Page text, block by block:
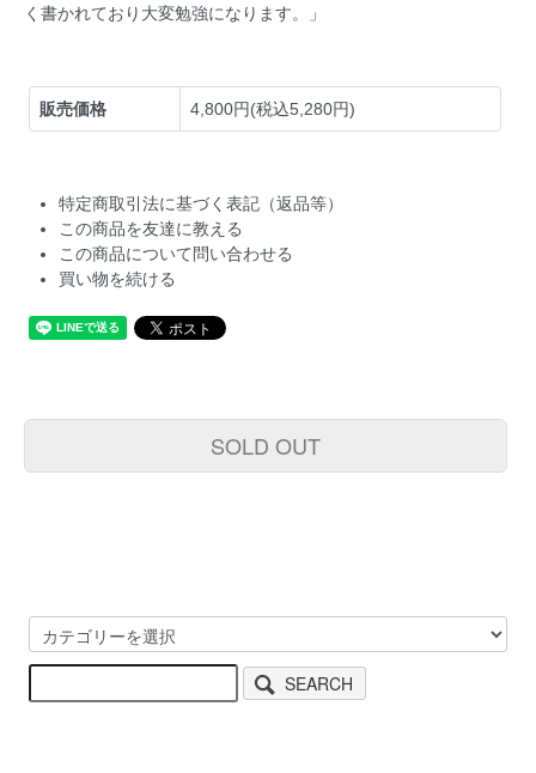
く書かれており大変勉強になります。」
販売価格 4,800円(税込5,280円)
特定商取引法に基づく表記（返品等）
この商品を友達に教える
この商品について問い合わせる
買い物を続ける
SOLD OUT
SEARCH